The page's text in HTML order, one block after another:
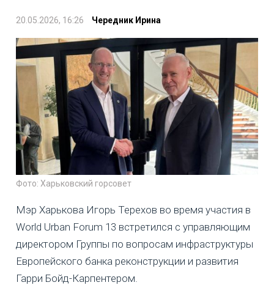
20.05.2026, 16:26 Чередник Ирина
Фото: Харьковский горсовет
Мэр Харькова Игорь Терехов во время участия в
World Urban Forum 13 встретился с управляющим
директором Группы по вопросам инфраструктуры
Европейского банка реконструкции и развития
Гарри Бойд-Карпентером.